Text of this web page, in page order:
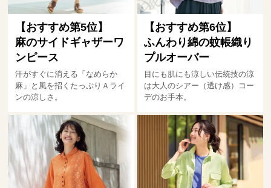
【おすすめ第5位】
麻のサイドギャザーワ
ンピース
汗がすぐに消える「なめらか
麻」と風を招くたっぷりＡライ
ンの涼しさ。
【おすすめ第6位】
ふんわり綿の蚊帳織り
プルオーバー
目にも肌にも涼しい伝統技の涼
は大人のシアー（透け感）コー
デのお手本。